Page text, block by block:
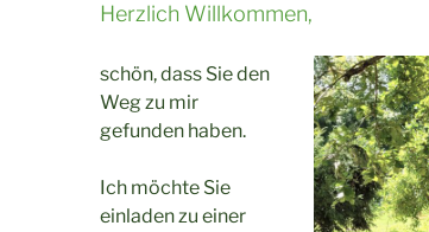
Herzlich Willkommen,
schön, dass Sie den
Weg zu mir
gefunden haben.
Ich möchte Sie
einladen zu einer